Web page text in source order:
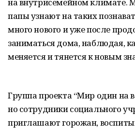
папы узнают на таких
много нового и уже после
заниматься дома, наблюдая,
меняется и тянется к новым
Группа проекта “Мир один на
но сотрудники социального
приглашают горожан,